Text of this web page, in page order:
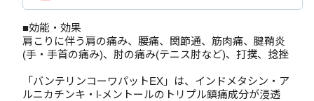
■効能・効果
肩こりに伴う肩の痛み、腰痛、関節通、筋肉痛、腱鞘炎
(手・手首の痛み)、肘の痛み(テニス肘など)、打撲、捻挫
「バンテリンコーワパットEX」は、インドメタシン・ア
ルニカチンキ・l-メントールのトリプル鎮痛成分が浸透